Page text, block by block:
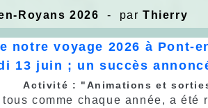
Royans 2026 - parThierry
notre voyage 2026 à Pont-
13 juin ; un succès
Activité : "Animations et
comme chaque année, a